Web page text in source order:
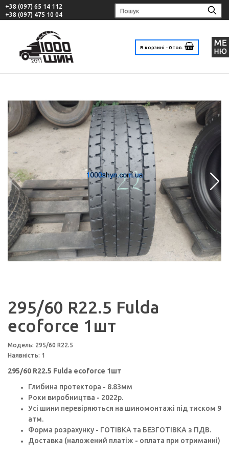
+38 (097) 65 14 112
+38 (097) 475 10 04
В корзині - 0 тов.
295/60 R22.5 Fulda
ecoforce 1шт
Модель: 295/60 R22.5
Наявність: 1
295/60 R22.5 Fulda ecoforce 1шт
Глибина протектора - 8.83мм
Роки виробництва - 2022p.
Усі шини перевіряються на шиномонтажі під тиском 9
атм.
Форма розрахунку - ГОТІВКА та БЕЗГОТІВКА з ПДВ.
Доставка (наложений платіж - оплата при отриманні)